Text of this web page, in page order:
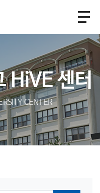
HiVE 센터
CENTER